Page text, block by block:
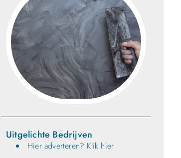
Uitgelichte Bedrijven
Hier adverteren? Klik hier